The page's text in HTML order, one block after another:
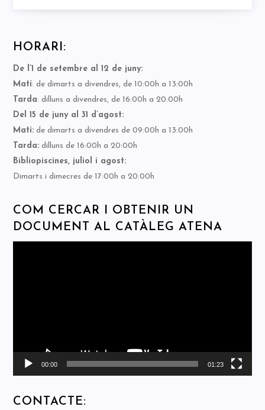
d'entrades
HORARI:
De l’1 de setembre al 12 de juny:
Matí: de dimarts a divendres, de 10:00h a 13:00h
Tarda: dilluns a divendres, de 16:00h a 20:00h
Del 15 de juny al 31 d’agost:
Matí: de dimarts a divendres de 09:00h a 13:00h
Tarda: dilluns de 16:00h a 20:00h
Bibliopiscines, juliol i agost:
Dimarts i dimecres de 17:00h a 20:00h
COM CERCAR I OBTENIR UN
DOCUMENT AL CATÀLEG ATENA
00:00 01:23
CONTACTE: